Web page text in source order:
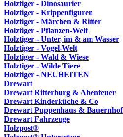
Holztiger - Dinosaurier
Holztiger - Krippenfiguren
Holztiger - Märchen & Ritter
Holztiger - Pflanzen-Welt
Holztiger - Unter, im & am Wasser
Holztiger - Vogel-Welt
Holztiger - Wald & Wiese
Holztiger - Wilde Tiere
Holztiger - NEUHEITEN
Drewart
Drewart Ritterburg & Abenteuer
Drewart Kinderküche & Co
Drewart Puppenhaus & Bauernhof
Drewart Fahrzeuge
Holzpost®